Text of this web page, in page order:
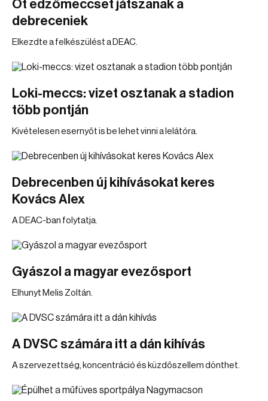
Öt edzőmeccset játszanak a
debreceniek
Elkezdte a felkészülést a DEAC.
Loki-meccs: vizet osztanak a stadion
több pontján
Kivételesen esernyőt is be lehet vinni a lelátóra.
Debrecenben új kihívásokat keres
Kovács Alex
A DEAC-ban folytatja.
Gyászol a magyar evezősport
Elhunyt Melis Zoltán.
A DVSC számára itt a dán kihívás
A szervezettség, koncentráció és küzdőszellem dönthet.